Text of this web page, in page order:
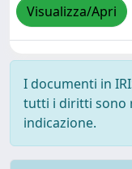
Visualizza/Apri
I documenti in
tutti i diritti sono
indicazione.